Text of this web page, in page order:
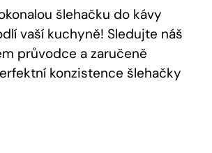
šlehačku do kávy
vaší kuchyně! Sledujte náš
průvodce a zaručeně
konzistence šlehačky